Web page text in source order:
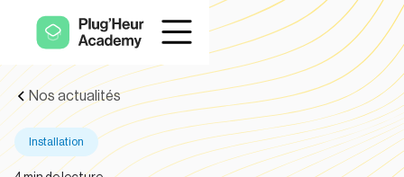
Nos actualités
Installation